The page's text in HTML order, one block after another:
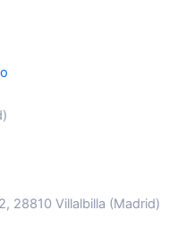
28810 Villalbilla (Madrid)